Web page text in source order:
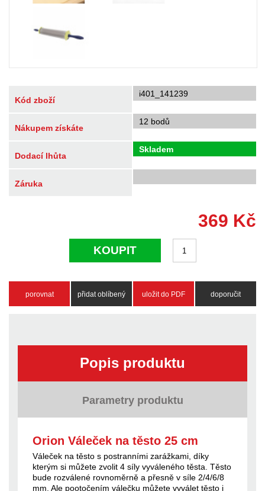
Kód zboží
i401_141239
Nákupem získáte
12 bodů
Dodací lhůta
Skladem
Záruka
369 Kč
KOUPIT
porovnat přidat oblíbený uložit do PDF doporučit
Popis produktu
Parametry produktu
Orion Váleček na těsto 25 cm
Váleček na těsto s postranními zarážkami, díky
kterým si můžete zvolit 4 síly vyváleného těsta. Těsto
bude rozválené rovnoměrně a přesně v síle 2/4/6/8
mm. Ale pootočením válečku můžete vyválet těsto i